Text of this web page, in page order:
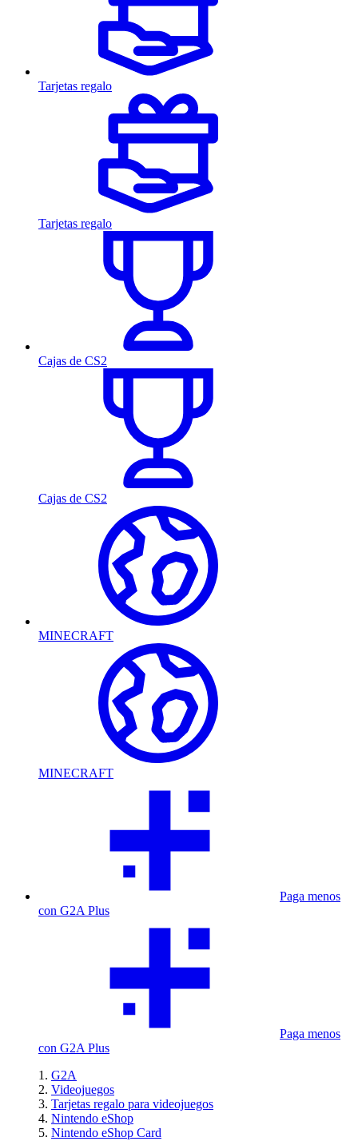
Tarjetas regalo
Tarjetas regalo
Cajas de CS2
Cajas de CS2
MINECRAFT
MINECRAFT
Paga menos
con G2A Plus
Paga menos
con G2A Plus
G2A
Videojuegos
Tarjetas regalo para videojuegos
Nintendo eShop
Nintendo eShop Card